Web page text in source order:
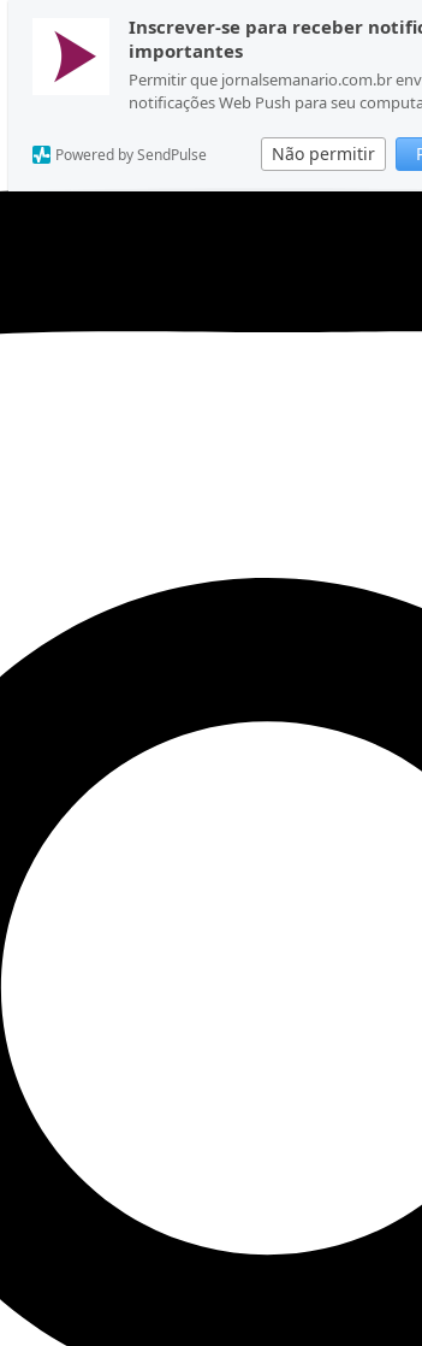
Inscrever-se para receber
importantes
Permitir que jornalsemanario.com.br
notificações Web Push para seu
Não permitir
Powered by SendPulse